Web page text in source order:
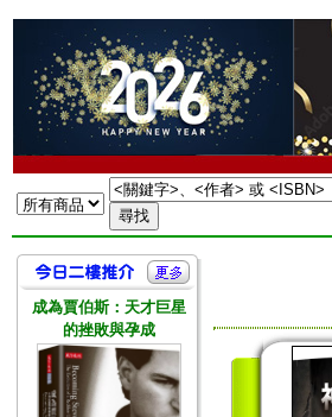
成為賈伯斯：天才巨星
的挫敗與孕成